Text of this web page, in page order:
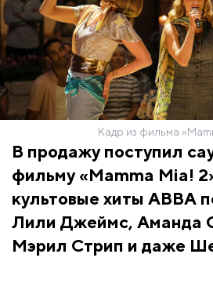
Кадр из фильма
В продажу поступил
фильму «Mamma Mia!
культовые хиты ABBA
Лили Джеймс, Аманда
Мэрил Стрип и даже